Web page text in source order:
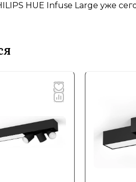
HUE Infuse Large уже